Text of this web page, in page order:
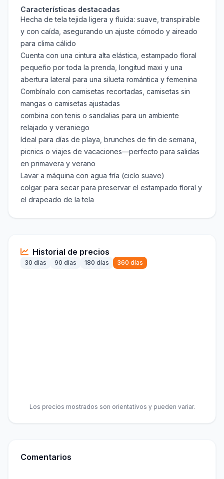
Características destacadas
Hecha de tela tejida ligera y fluida: suave, transpirable
y con caída, asegurando un ajuste cómodo y aireado
para clima cálido
Cuenta con una cintura alta elástica, estampado floral
pequeño por toda la prenda, longitud maxi y una
abertura lateral para una silueta romántica y femenina
Combínalo con camisetas recortadas, camisetas sin
mangas o camisetas ajustadas
combina con tenis o sandalias para un ambiente
relajado y veraniego
Ideal para días de playa, brunches de fin de semana,
picnics o viajes de vacaciones—perfecto para salidas
en primavera y verano
Lavar a máquina con agua fría (ciclo suave)
colgar para secar para preservar el estampado floral y
el drapeado de la tela
Historial de precios
30 días 90 días 180 días 360 días
Los precios mostrados son orientativos y pueden variar.
Comentarios